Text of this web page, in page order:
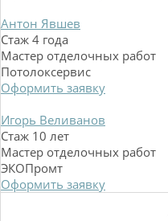
Антон Явшев
Стаж 4 года
Мастер отделочных работ
Потолоксервис
Оформить заявку
Игорь Веливанов
Стаж 10 лет
Мастер отделочных работ
ЭКОПромт
Оформить заявку